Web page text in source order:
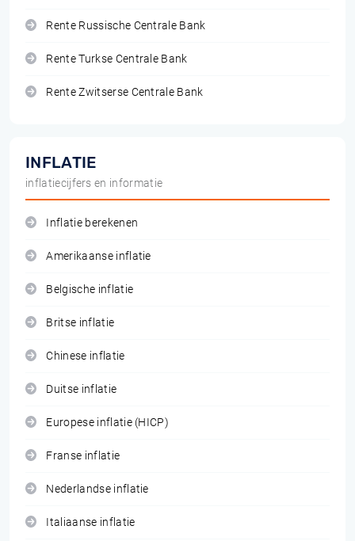
Rente Russische Centrale Bank
Rente Turkse Centrale Bank
Rente Zwitserse Centrale Bank
INFLATIE
inflatiecijfers en informatie
Inflatie berekenen
Amerikaanse inflatie
Belgische inflatie
Britse inflatie
Chinese inflatie
Duitse inflatie
Europese inflatie (HICP)
Franse inflatie
Nederlandse inflatie
Italiaanse inflatie